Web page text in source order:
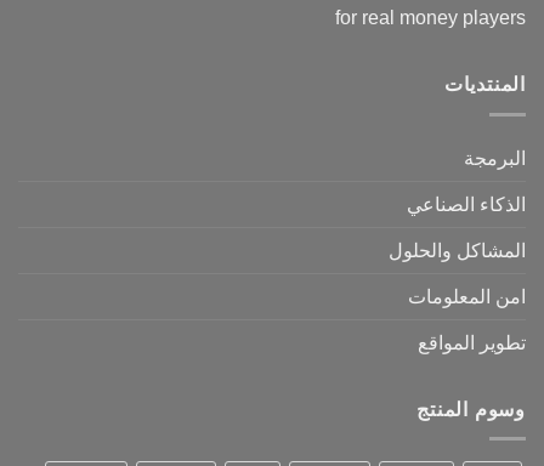
for real money
الصناعي
والحلول
المواقع
المنتج